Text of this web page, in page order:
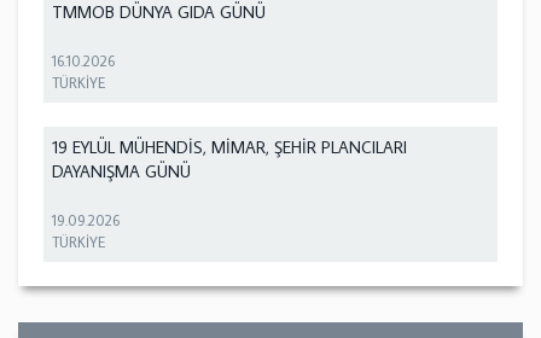
TMMOB DÜNYA GIDA GÜNÜ
16.10.2026
TÜRKİYE
19 EYLÜL MÜHENDİS, MİMAR, ŞEHİR PLANCILARI
DAYANIŞMA GÜNÜ
19.09.2026
TÜRKİYE